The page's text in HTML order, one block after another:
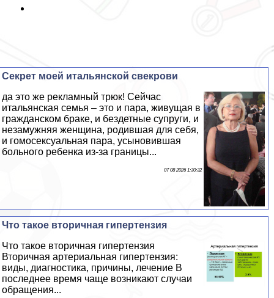
Секрет моей итальянской свекрови
да это же рекламный трюк! Сейчас
итальянская семья – это и пара, живущая в
гражданском бpaке, и бездетные супруги, и
незамужняя женщина, родившая для себя,
и гомоceкcуальная пара, усыновившая
больного ребенка из-за границы...
07 08 2026 1:30:32
Что такое вторичная гипертензия
Что такое вторичная гипертензия
Вторичная артериальная гипертензия:
виды, диагностика, причины, лечение В
последнее время чаще возникают случаи
обращения...